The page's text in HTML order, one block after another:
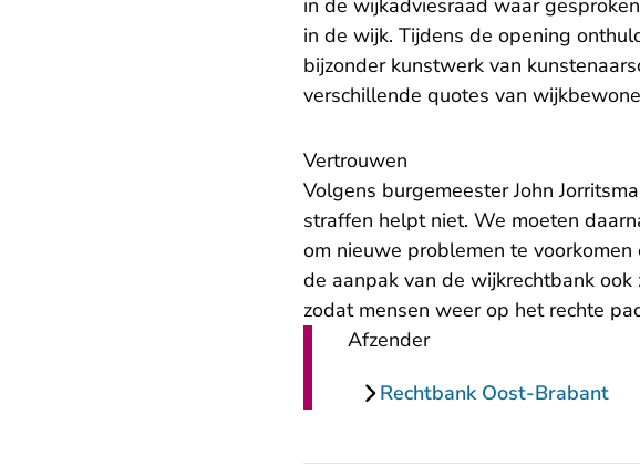
in de wijkadviesraad waar
in de wijk. Tijdens de opening
bijzonder kunstwerk van
verschillende quotes van
​Vertrouwen
Volgens burgemeester John
straffen helpt niet. We moeten
om nieuwe problemen te
de aanpak van de wijkrechtbank
zodat mensen weer op het rechte
Afzender
Rechtbank Oost-Brabant